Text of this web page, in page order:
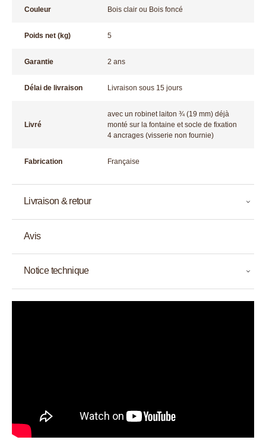
Couleur Bois clair ou Bois foncé
Poids net (kg) 5
Garantie 2 ans
Délai de livraison Livraison sous 15 jours
Livré
avec un robinet laiton ¾ (19 mm) déjà
monté sur la fontaine et socle de fixation
4 ancrages (visserie non fournie)
Fabrication Française
Livraison & retour
Avis
Notice technique